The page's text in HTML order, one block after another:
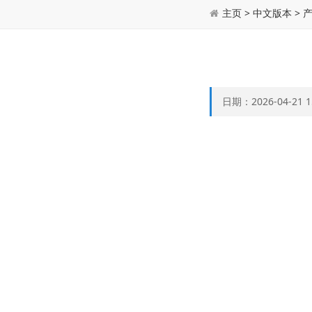
主页 > 中文版本 >
日期：2026-04-21